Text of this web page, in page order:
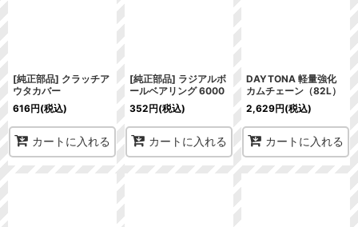
[純正部品] クラッチア
ウタカバー
616円(税込)
カートに入れる
[純正部品] ラジアルボ
ールベアリング 6000
352円(税込)
カートに入れる
DAYTONA 軽量強化
カムチェーン（82L）
2,629円(税込)
カートに入れる